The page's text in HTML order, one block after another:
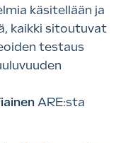
käsitellään ja
kaikki sitoutuvat
testaus
ARE:sta